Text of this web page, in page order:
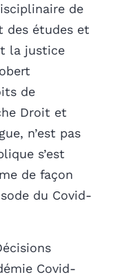
de
des études et
la justice
de
Droit et
n’est pas
s’est
de façon
du Covid-
Covid-